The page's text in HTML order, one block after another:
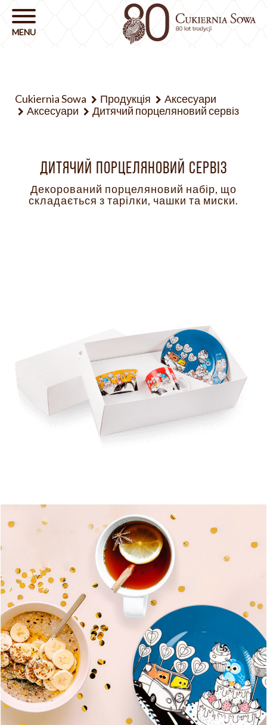
Cukiernia Sowa Продукція
Аксесуари
Аксесуари
Дитячий порцеляновий сервіз
ДИТЯЧИЙ ПОРЦЕЛЯНОВИЙ СЕРВІЗ
Декорований порцеляновий набір, що
складається з тарілки, чашки та миски.